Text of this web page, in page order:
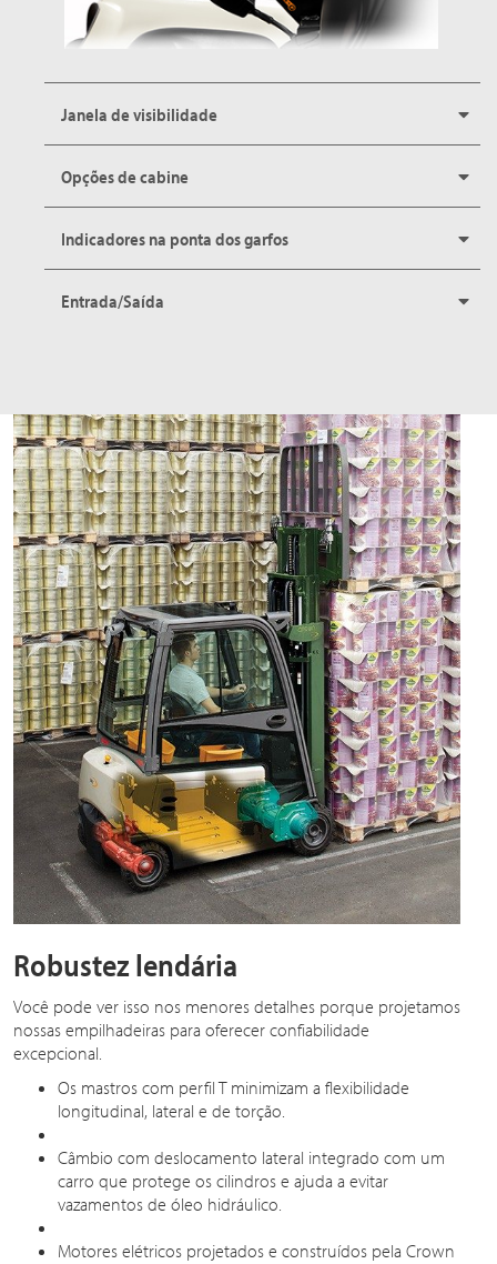
Janela de visibilidade
Opções de cabine
Indicadores na ponta dos garfos
Entrada/Saída
Robustez lendária
Você pode ver isso nos menores detalhes porque projetamos
nossas empilhadeiras para oferecer confiabilidade
excepcional.
Os mastros com perfil T minimizam a flexibilidade
longitudinal, lateral e de torção.
Câmbio com deslocamento lateral integrado com um
carro que protege os cilindros e ajuda a evitar
vazamentos de óleo hidráulico.
Motores elétricos projetados e construídos pela Crown